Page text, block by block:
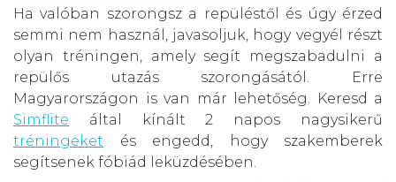
Ha valóban szorongsz a repüléstől és úgy érzed
semmi nem használ, javasoljuk, hogy vegyél részt
olyan tréningen, amely segít megszabadulni a
repülős utazás szorongásától. Erre
Magyarországon is van már lehetőség. Keresd a
Simflite által kínált 2 napos nagysikerű
tréningeket és engedd, hogy szakemberek
segítsenek fóbiád leküzdésében.